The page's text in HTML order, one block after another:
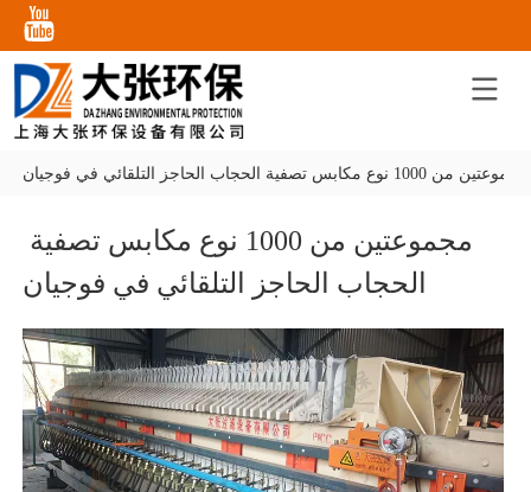
مجموعتين من 1000 نوع مكابس تصفية الحجاب الحاجز التلقائي في فوجيان
الحجاب الحاجز التلقائي في فوجيان